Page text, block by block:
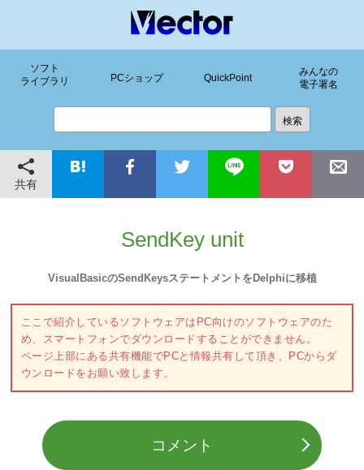
ソフト
ライブラリ
PCショップ QuickPoint
みんなの
電子署名
共有
SendKey unit
VisualBasicのSendKeysステートメントをDelphiに移植
ここで紹介しているソフトウェアはPC向けのソフトウェアのた
め、スマートフォンでダウンロードすることができません。
ページ上部にある共有機能でPCと情報共有して頂き、PCからダ
ウンロードをお願い致します。
コメント